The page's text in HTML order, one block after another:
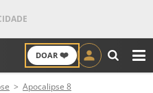
DOAR ❤️
Apocalipse 8